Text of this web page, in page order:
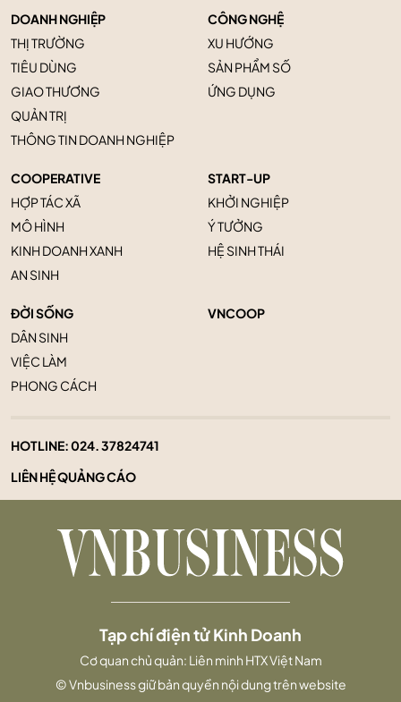
DOANH NGHIỆP
THỊ TRƯỜNG
TIÊU DÙNG
GIAO THƯƠNG
QUẢN TRỊ
THÔNG TIN DOANH NGHIỆP
CÔNG NGHỆ
XU HƯỚNG
SẢN PHẨM SỐ
ỨNG DỤNG
COOPERATIVE
HỢP TÁC XÃ
MÔ HÌNH
KINH DOANH XANH
AN SINH
START-UP
KHỞI NGHIỆP
Ý TƯỞNG
HỆ SINH THÁI
ĐỜI SỐNG
DÂN SINH
VIỆC LÀM
PHONG CÁCH
VNCOOP
HOTLINE:024. 37824741
LIÊN HỆ QUẢNG CÁO
Tạp chí điện tử Kinh Doanh
Cơ quan chủ quản: Liên minh HTX Việt Nam
© Vnbusiness giữ bản quyền nội dung trên website